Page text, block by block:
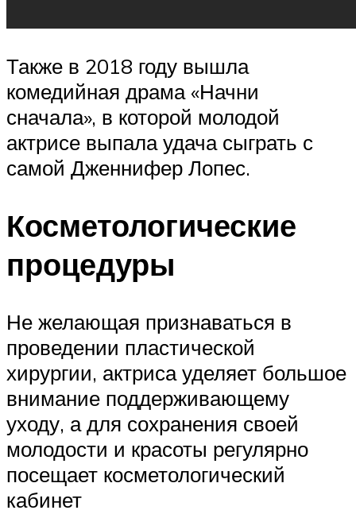
Также в 2018 году вышла
комедийная драма «Начни
сначала», в которой молодой
актрисе выпала удача сыграть с
самой Дженнифер Лопес.
Косметологические
процедуры
Не желающая признаваться в
проведении пластической
хирургии, актриса уделяет большое
внимание поддерживающему
уходу, а для сохранения своей
молодости и красоты регулярно
посещает косметологический
кабинет